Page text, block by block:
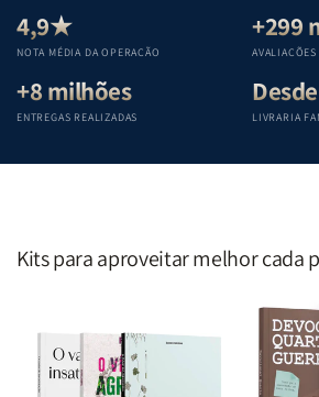
Teológica
Penkal
Penkal
4,9★
NOTA MÉDIA DA OPERAÇÃO
+299
+8 milhões
ENTREGAS REALIZADAS LIVRARIA
Kits para aproveitar melhor cada